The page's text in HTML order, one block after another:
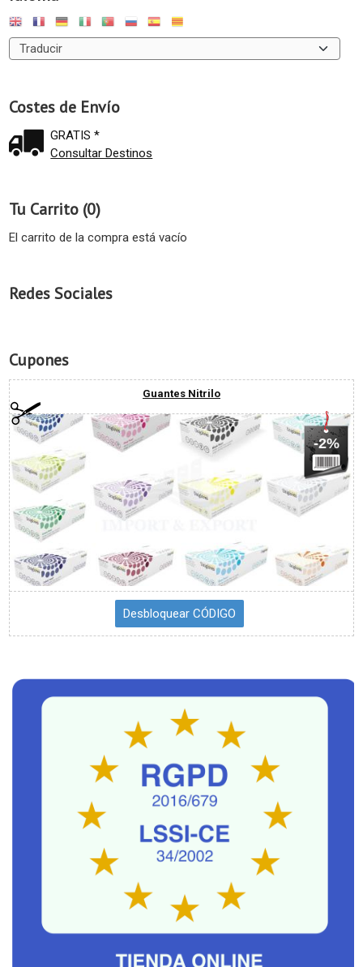
Costes de Envío
GRATIS *
Consultar Destinos
Tu Carrito (0)
El carrito de la compra está vacío
Redes Sociales
Cupones
Guantes Nitrilo
-2%